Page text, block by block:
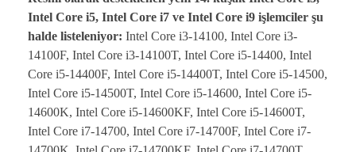
Intel Core i5, Intel Core i7 ve Intel Core i9 işlemciler şu
halde listeleniyor: Intel Core i3-14100, Intel Core i3-
14100F, Intel Core i3-14100T, Intel Core i5-14400, Intel
Core i5-14400F, Intel Core i5-14400T, Intel Core i5-14500,
Intel Core i5-14500T, Intel Core i5-14600, Intel Core i5-
14600K, Intel Core i5-14600KF, Intel Core i5-14600T,
Intel Core i7-14700, Intel Core i7-14700F, Intel Core i7-